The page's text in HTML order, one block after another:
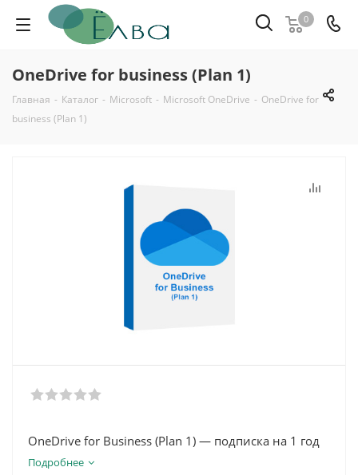
0
OneDrive for business (Plan 1)
Главная - Каталог - Microsoft - Microsoft OneDrive - OneDrive for
business (Plan 1)
OneDrive for Business (Plan 1) — подписка на 1 год
Подробнее